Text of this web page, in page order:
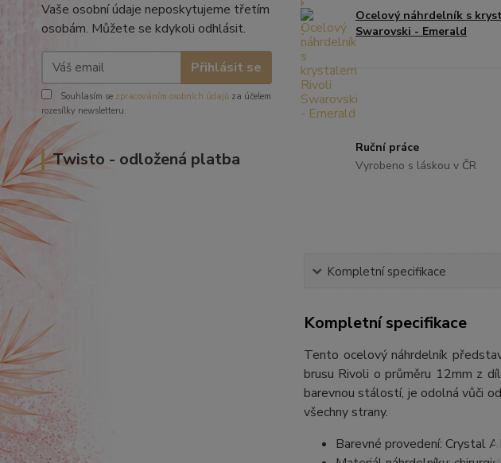
Vaše osobní údaje neposkytujeme třetím
osobám. Můžete se kdykoli odhlásit.
Přihlásit se
Souhlasím se zpracováním osobních údajů za účelem
rozesílky newsletteru.
Twisto - odložená platba
Ocelový náhrdelník s
Swarovski - Emerald
Ruční práce
Vyrobeno s láskou v ČR
Kompletní specifikace
Kompletní specifikace
Tento ocelový náhrdelník
brusu Rivoli o průměru 12mm z
barevnou stálostí, je odolná vůči
všechny strany.
Barevné provedení: Crystal AB